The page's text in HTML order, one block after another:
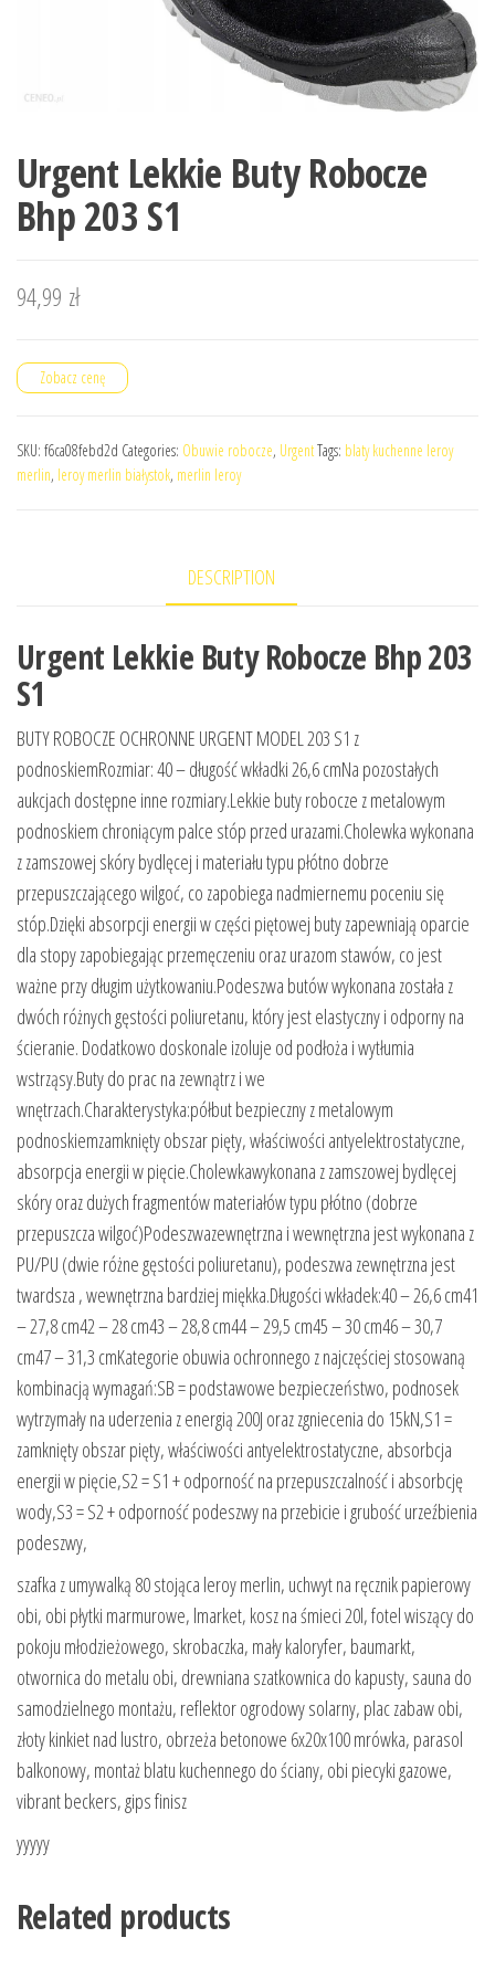
Urgent Lekkie Buty Robocze
Bhp 203 S1
94,99 zł
Zobacz cenę
SKU: f6ca08febd2d Categories: Obuwie robocze, UrgentTags: blaty kuchenne leroy
merlin, leroy merlin białystok, merlin leroy
DESCRIPTION
Urgent Lekkie Buty Robocze Bhp 203
S1
BUTY ROBOCZE OCHRONNE URGENT MODEL 203 S1 z
podnoskiemRozmiar: 40 – długość wkładki 26,6 cmNa pozostałych
aukcjach dostępne inne rozmiary.Lekkie buty robocze z metalowym
podnoskiem chroniącym palce stóp przed urazami.Cholewka wykonana
z zamszowej skóry bydlęcej i materiału typu płótno dobrze
przepuszczającego wilgoć, co zapobiega nadmiernemu poceniu się
stóp.Dzięki absorpcji energii w części piętowej buty zapewniają oparcie
dla stopy zapobiegając przemęczeniu oraz urazom stawów, co jest
ważne przy długim użytkowaniu.Podeszwa butów wykonana została z
dwóch różnych gęstości poliuretanu, który jest elastyczny i odporny na
ścieranie. Dodatkowo doskonale izoluje od podłoża i wytłumia
wstrząsy.Buty do prac na zewnątrz i we
wnętrzach.Charakterystyka:półbut bezpieczny z metalowym
podnoskiemzamknięty obszar pięty, właściwości antyelektrostatyczne,
absorpcja energii w pięcie.Cholewkawykonana z zamszowej bydlęcej
skóry oraz dużych fragmentów materiałów typu płótno (dobrze
przepuszcza wilgoć)Podeszwazewnętrzna i wewnętrzna jest wykonana z
PU/PU (dwie różne gęstości poliuretanu), podeszwa zewnętrzna jest
twardsza , wewnętrzna bardziej miękka.Długości wkładek:40 – 26,6 cm41
– 27,8 cm42 – 28 cm43 – 28,8 cm44 – 29,5 cm45 – 30 cm46 – 30,7
cm47 – 31,3 cmKategorie obuwia ochronnego z najczęściej stosowaną
kombinacją wymagań:SB = podstawowe bezpieczeństwo, podnosek
wytrzymały na uderzenia z energią 200J oraz zgniecenia do 15kN,S1 =
zamknięty obszar pięty, właściwości antyelektrostatyczne, absorbcja
energii w pięcie,S2 = S1 + odporność na przepuszczalność i absorbcję
wody,S3 = S2 + odporność podeszwy na przebicie i grubość urzeźbienia
podeszwy,
szafka z umywalką 80 stojąca leroy merlin, uchwyt na ręcznik papierowy
obi, obi płytki marmurowe, lmarket, kosz na śmieci 20l, fotel wiszący do
pokoju młodzieżowego, skrobaczka, mały kaloryfer, baumarkt,
otwornica do metalu obi, drewniana szatkownica do kapusty, sauna do
samodzielnego montażu, reflektor ogrodowy solarny, plac zabaw obi,
złoty kinkiet nad lustro, obrzeża betonowe 6x20x100 mrówka, parasol
balkonowy, montaż blatu kuchennego do ściany, obi piecyki gazowe,
vibrant beckers, gips finisz
yyyyy
Related products